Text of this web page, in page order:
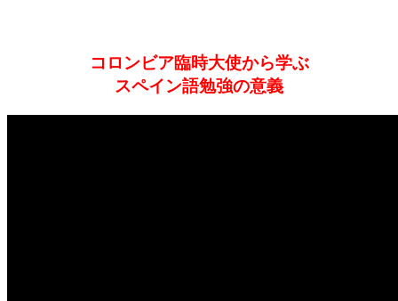
コロンビア臨時大使から学ぶ
スペイン語勉強の意義